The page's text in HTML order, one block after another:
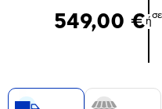
549,00 €ή